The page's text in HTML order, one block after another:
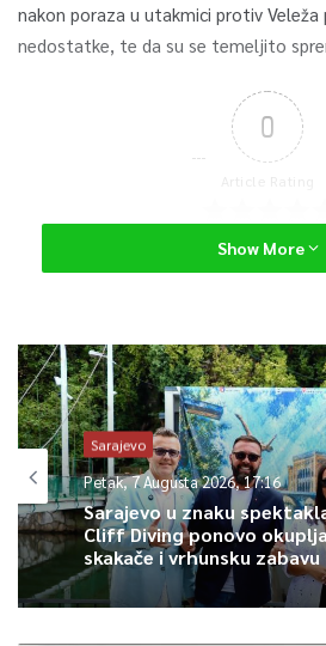
nakon poraza u utakmici protiv Veleža
nedostatke, te da su se temeljito
0
Article Rating
Show More
Sarajevo
Petak, 7 Augusta 2026, 17:16
Sarajevo u znaku
Cliff Diving ponovo
skakače i vrhunsku zabavu